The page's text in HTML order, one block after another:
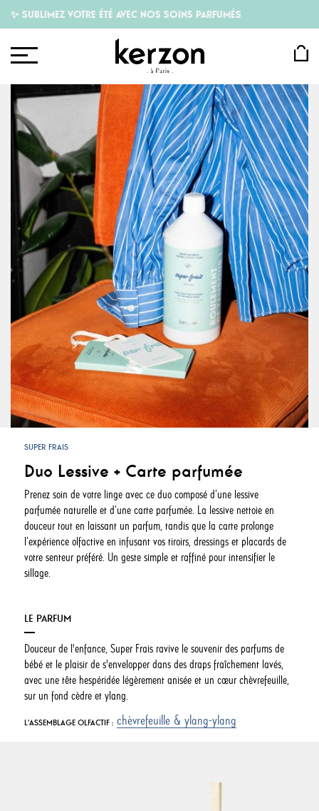
SUBLIMEZ VOTRE ÉTÉ AVEC NOS SOINS PARFUMÉS
SUPER FRAIS
Duo Lessive + Carte parfumée
Prenez soin de votre linge avec ce duo composé d’une lessive
parfumée naturelle et d’une carte parfumée. La lessive nettoie en
douceur tout en laissant un parfum, tandis que la carte prolonge
l’expérience olfactive en infusant vos tiroirs, dressings et placards de
votre senteur préféré. Un geste simple et raffiné pour intensifier le
sillage.
LE PARFUM
Douceur de l'enfance, Super Frais ravive le souvenir des parfums de
bébé et le plaisir de s'envelopper dans des draps fraîchement lavés,
avec une tête hespéridée légèrement anisée et un cœur chèvrefeuille,
sur un fond cèdre et ylang.
L'ASSEMBLAGE OLFACTIF : chèvrefeuille & ylang-ylang